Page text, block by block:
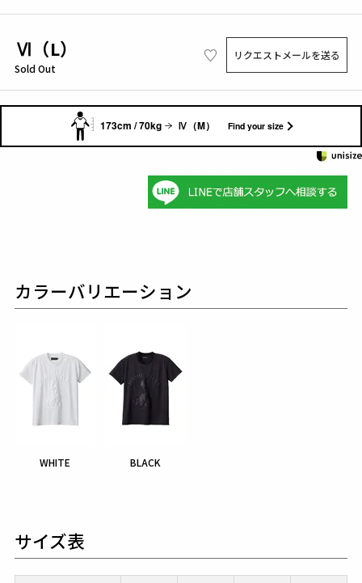
Ⅵ（L）
Sold Out
リクエストメールを送る
173cm / 70kg Ⅳ（M） Find your size
カラーバリエーション
WHITE BLACK
サイズ表